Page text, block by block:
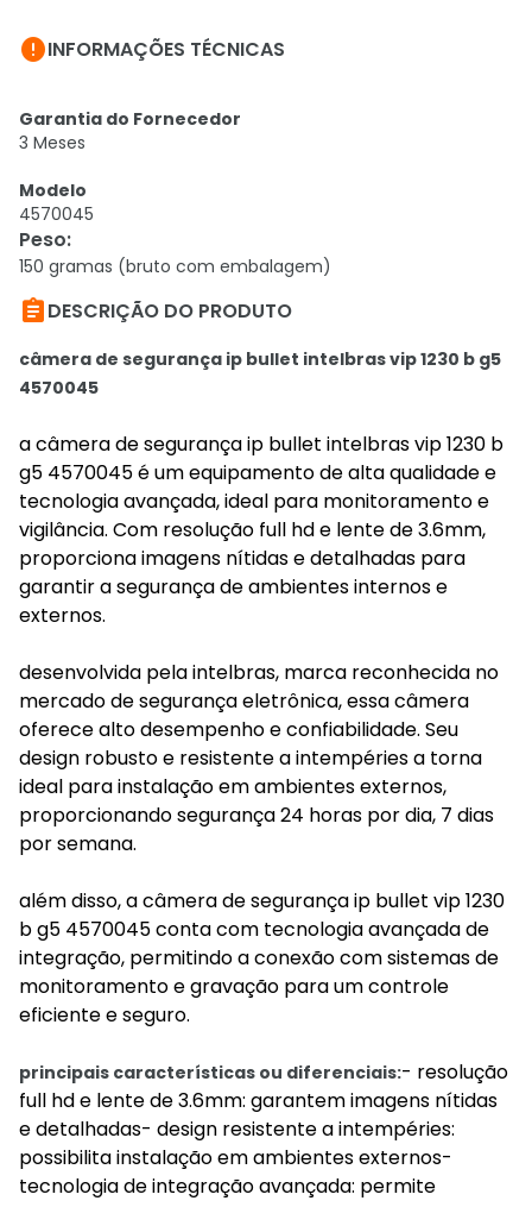
INFORMAÇÕES TÉCNICAS
Garantia do Fornecedor
3 Meses
Modelo
4570045
Peso:
150 gramas (bruto com embalagem)
DESCRIÇÃO DO PRODUTO
câmera de segurança ip bullet intelbras vip 1230 b g5
4570045
a câmera de segurança ip bullet intelbras vip 1230 b
g5 4570045 é um equipamento de alta qualidade e
tecnologia avançada, ideal para monitoramento e
vigilância. Com resolução full hd e lente de 3.6mm,
proporciona imagens nítidas e detalhadas para
garantir a segurança de ambientes internos e
externos.
desenvolvida pela intelbras, marca reconhecida no
mercado de segurança eletrônica, essa câmera
oferece alto desempenho e confiabilidade. Seu
design robusto e resistente a intempéries a torna
ideal para instalação em ambientes externos,
proporcionando segurança 24 horas por dia, 7 dias
por semana.
além disso, a câmera de segurança ip bullet vip 1230
b g5 4570045 conta com tecnologia avançada de
integração, permitindo a conexão com sistemas de
monitoramento e gravação para um controle
eficiente e seguro.
principais características ou diferenciais:- resolução
full hd e lente de 3.6mm: garantem imagens nítidas
e detalhadas- design resistente a intempéries:
possibilita instalação em ambientes externos-
tecnologia de integração avançada: permite